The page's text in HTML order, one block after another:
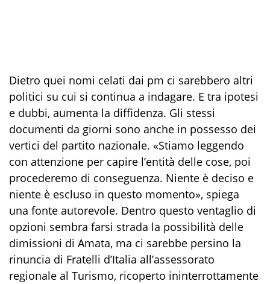
Dietro quei nomi celati dai pm ci sarebbero altri
politici su cui si continua a indagare. E tra ipotesi
e dubbi, aumenta la diffidenza. Gli stessi
documenti da giorni sono anche in possesso dei
vertici del partito nazionale. «Stiamo leggendo
con attenzione per capire l’entità delle cose, poi
procederemo di conseguenza. Niente è deciso e
niente è escluso in questo momento», spiega
una fonte autorevole. Dentro questo ventaglio di
opzioni sembra farsi strada la possibilità delle
dimissioni di Amata, ma ci sarebbe persino la
rinuncia di Fratelli d’Italia all’assessorato
regionale al Turismo, ricoperto ininterrottamente